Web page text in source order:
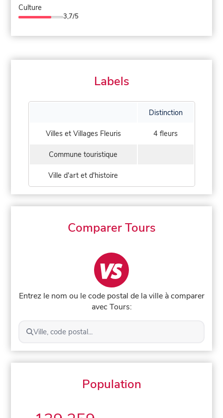
Culture
3,7/5
Labels
Distinction
Villes et Villages Fleuris 4 fleurs
Commune touristique
Ville d'art et d'histoire
Comparer Tours
Entrez le nom ou le code postal de la ville à comparer
avec Tours:
Ville, code postal...
Population